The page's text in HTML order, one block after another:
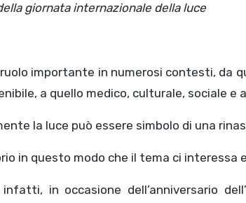
giornata internazionale della luce
importante in numerosi contesti, da
a quello medico, culturale, sociale e
la luce può essere simbolo di una
in questo modo che il tema ci interessa
in occasione dell’anniversario